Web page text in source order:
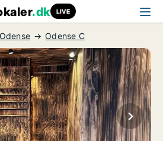
.dk LIVE
Odense Odense C